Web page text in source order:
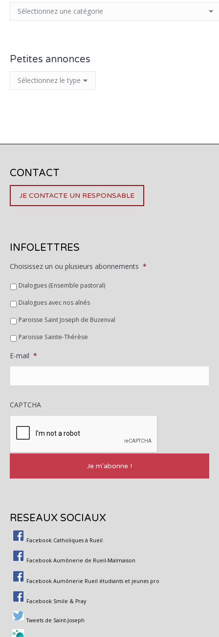
Petites annonces
CONTACT
JE CONTACTE UN RESPONSABLE
INFOLETTRES
Choisissez un ou plusieurs abonnements *
Dialogues (Ensemble pastoral)
Dialogues avec nos aînés
Paroisse Saint Joseph de Buzenval
Paroisse Sainte-Thérèse
E-mail *
CAPTCHA
RESEAUX SOCIAUX
Facebook Catholiques à Rueil
Facebook Aumônerie de Rueil-Malmaison
Facebook Aumônerie Rueil étudiants et jeunes pro
Facebook Smile & Pray
Tweets de Saint-Joseph